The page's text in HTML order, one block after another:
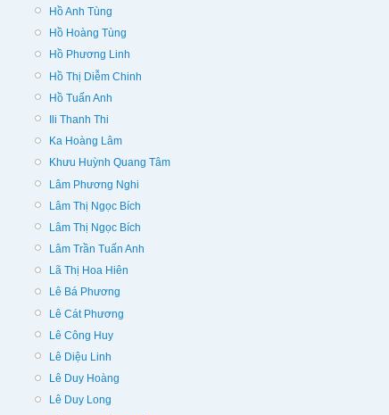
Hồ Anh Tùng
Hồ Hoàng Tùng
Hồ Phương Linh
Hồ Thị Diễm Chinh
Hồ Tuấn Anh
Ili Thanh Thi
Ka Hoàng Lâm
Khưu Huỳnh Quang Tâm
Lâm Phương Nghi
Lâm Thị Ngọc Bích
Lâm Thị Ngọc Bích
Lâm Trần Tuấn Anh
Lã Thị Hoa Hiên
Lê Bá Phương
Lê Cát Phương
Lê Công Huy
Lê Diệu Linh
Lê Duy Hoàng
Lê Duy Long